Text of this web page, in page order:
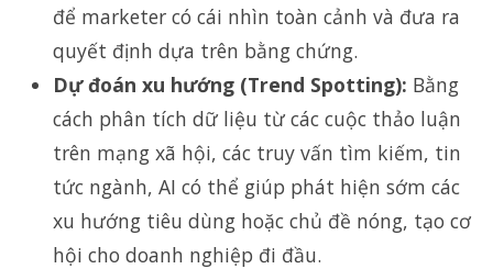
để marketer có cái nhìn toàn cảnh và đưa ra
quyết định dựa trên bằng chứng.
Dự đoán xu hướng (Trend Spotting): Bằng
cách phân tích dữ liệu từ các cuộc thảo luận
trên mạng xã hội, các truy vấn tìm kiếm, tin
tức ngành, AI có thể giúp phát hiện sớm các
xu hướng tiêu dùng hoặc chủ đề nóng, tạo cơ
hội cho doanh nghiệp đi đầu.